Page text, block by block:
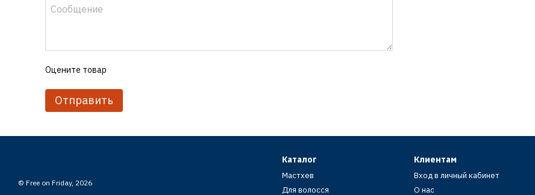
Оцените товар
Отправить
© Free on Friday, 2026
Каталог
Мастхев
Для волосся
Клиентам
Вход в личный кабинет
О нас